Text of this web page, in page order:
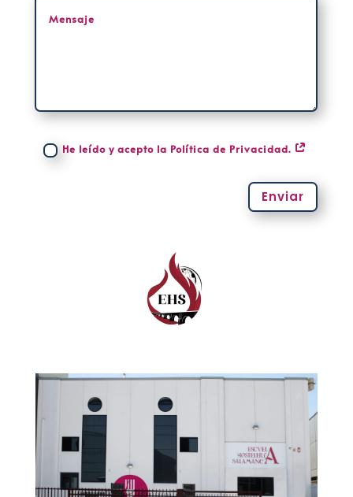
He leído y acepto la Política de Privacidad.
Enviar